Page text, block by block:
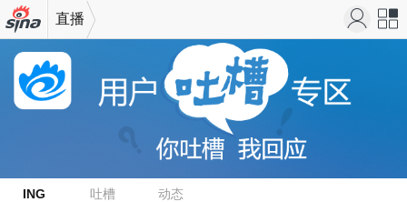
机新浪
直播
ING 吐槽 动态